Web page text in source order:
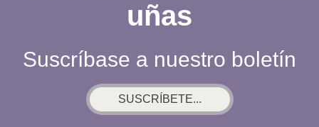
uñas
Suscríbase a nuestro boletín
SUSCRÍBETE...